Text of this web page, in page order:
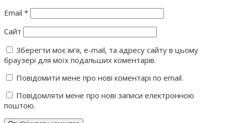
Email *
Сайт
Зберегти моє ім'я, e-mail, та адресу сайту в цьому
браузері для моїх подальших коментарів.
Повідомити мене про нові коментарі по email.
Повідомляти мене про нові записи електронною
поштою.